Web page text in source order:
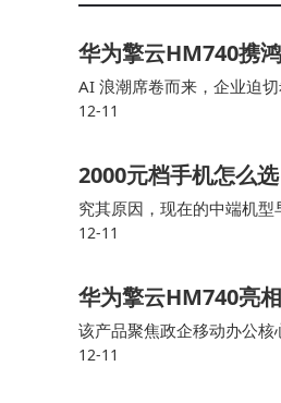
但在重度使用场景下仍
有线快充与80W无线闪
影像系统的升级打
双5000万像素镜头组合
彩。这种"全能型"配置
系统层面，基于安
与红外遥控等实用功能
华为擎云HM740携
AI 浪潮席卷而来，企业迫
步不前；另一方面，随着移
12-11
2000元档手机怎么
究其原因，现在的中端机
的水平。 总体来看，荣耀
12-11
华为擎云HM740亮
该产品聚焦政企移动办公
工具，标志着鸿蒙办公生
12-11